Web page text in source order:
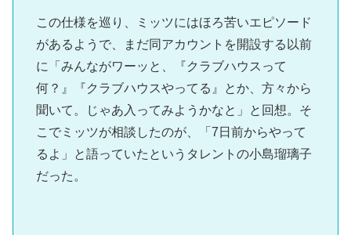
この仕様を巡り、ミッツにはほろ苦いエピソード
があるようで、まだ同アカウントを開設する以前
に「みんながワーッと、『クラブハウスって
何？』『クラブハウスやってる』とか、方々から
聞いて。じゃあ入ってみようかなと」と回想。そ
こでミッツが相談したのが、「7日前からやって
るよ」と語っていたというタレントの小島瑠璃子
だった。